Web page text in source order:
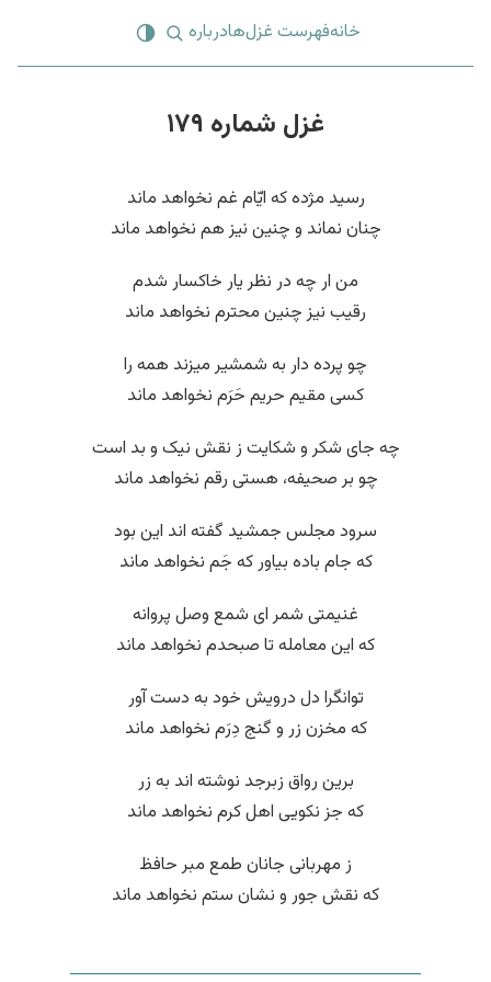
خانهفهرست غزل‌هادرباره
غزل شماره ۱۷۹
رسید مژده که ایّام غم نخواهد ماند
چنان نماند و چنین نیز هم نخواهد ماند
من ار چه در نظر یار خاکسار شدم
رقیب نیز چنین محترم نخواهد ماند
چو پرده دار به شمشیر میزند همه را
کسی مقیم حریم حَرَم نخواهد ماند
چه جای شکر و شکایت ز نقش نیک و بد است
چو بر صحیفه، هستی رقم نخواهد ماند
سرود مجلس جمشید گفته اند این بود
که جام باده بیاور که جَم نخواهد ماند
غنیمتی شمر ای شمع وصل پروانه
که این معامله تا صبحدم نخواهد ماند
توانگرا دل درویش خود به دست آور
که مخزن زر و گنج دِرَم نخواهد ماند
برین رواق زبرجد نوشته اند به زر
که جز نکویی اهل کرم نخواهد ماند
ز مهربانی جانان طمع مبر حافظ
که نقش جور و نشان ستم نخواهد ماند